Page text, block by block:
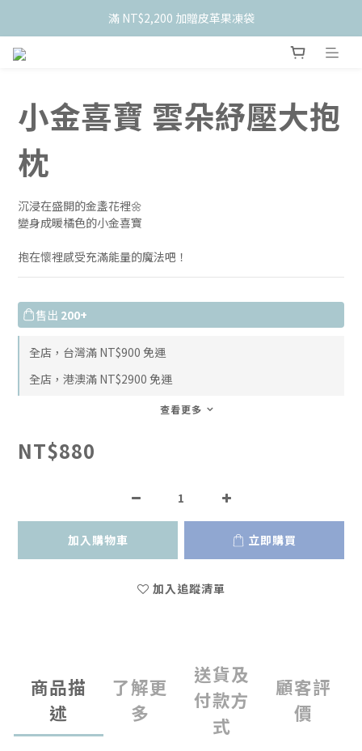
    新會員限定！加入官網會員現折 $50
滿 NT$2,200 加贈皮革果凍袋
小金喜寶 雲朵紓壓大抱
枕
沉浸在盛開的金盞花裡🌼
變身成暖橘色的小金喜寶
抱在懷裡感受充滿能量的魔法吧！
售出 200+
全店，台灣滿 NT$900 免運
全店，港澳滿 NT$2900 免運
查看更多
NT$880
加入購物車 立即購買
加入追蹤清單
商品描
述
了解更
多
送貨及
付款方
式
顧客評
價